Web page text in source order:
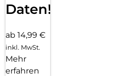
Daten!
ab 14,99 €
inkl. MwSt.
Mehr
erfahren